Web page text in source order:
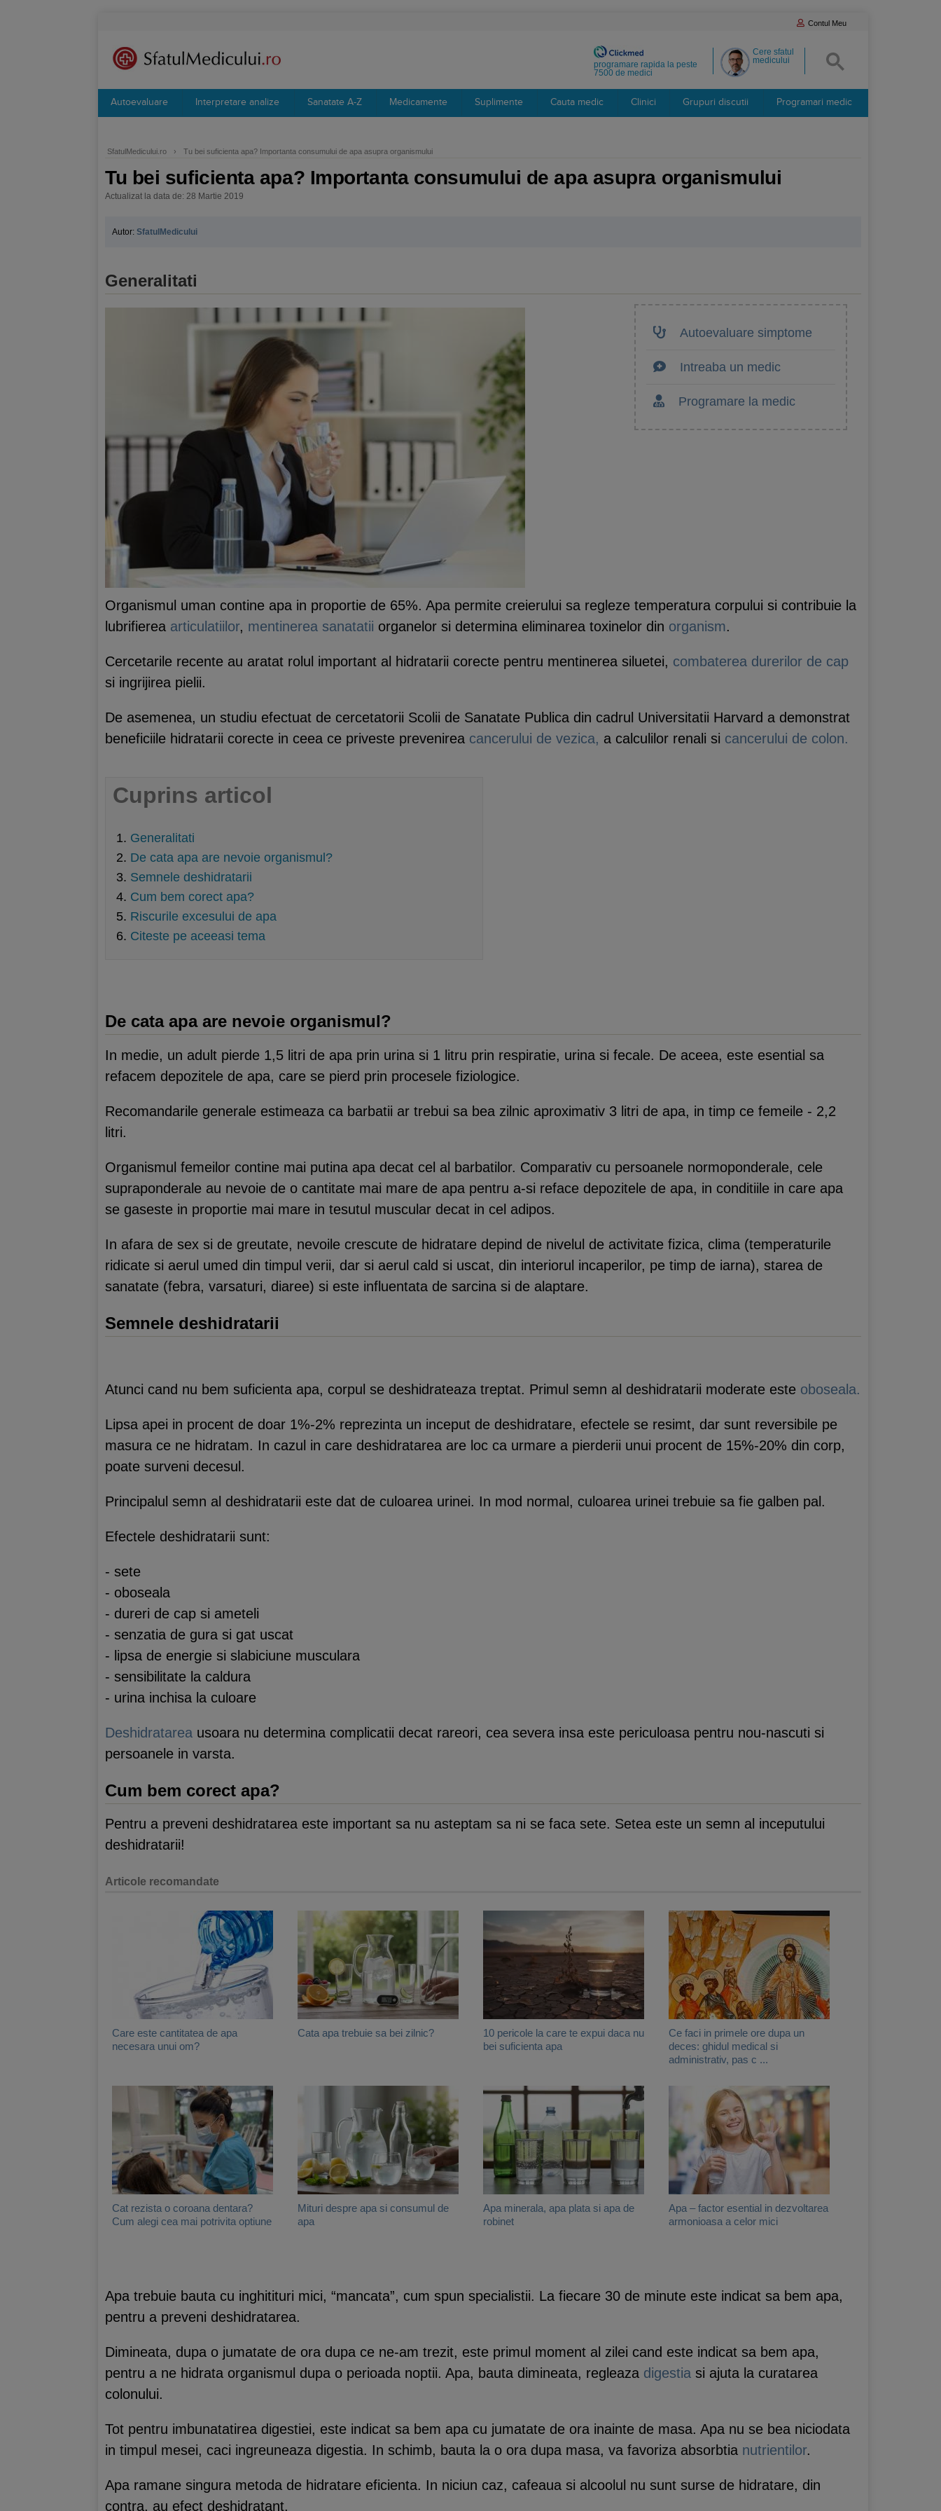
Contul Meu
Cere sfatul
medicului
programare rapida la peste
7500 de medici
Autoevaluare Interpretare analize Sanatate A-Z Medicamente Suplimente Cauta medic Clinici Grupuri discutii Programari medic
SfatulMedicului.ro › Tu bei suficienta apa? Importanta consumului de apa asupra organismului
Tu bei suficienta apa? Importanta consumului de apa asupra organismului
Actualizat la data de: 28 Martie 2019
Autor: SfatulMedicului
Generalitati
Autoevaluare simptome
Intreaba un medic
Programare la medic
Organismul uman contine apa in proportie de 65%. Apa permite creierului sa regleze temperatura corpului si contribuie la
lubrifierea articulatiilor, mentinerea sanatatii organelor si determina eliminarea toxinelor din organism.
Cercetarile recente au aratat rolul important al hidratarii corecte pentru mentinerea siluetei, combaterea durerilor de cap
si ingrijirea pielii.
De asemenea, un studiu efectuat de cercetatorii Scolii de Sanatate Publica din cadrul Universitatii Harvard a demonstrat
beneficiile hidratarii corecte in ceea ce priveste prevenirea cancerului de vezica, a calculilor renali si cancerului de colon.
Cuprins articol
Generalitati
De cata apa are nevoie organismul?
Semnele deshidratarii
Cum bem corect apa?
Riscurile excesului de apa
Citeste pe aceeasi tema
De cata apa are nevoie organismul?
In medie, un adult pierde 1,5 litri de apa prin urina si 1 litru prin respiratie, urina si fecale. De aceea, este esential sa
refacem depozitele de apa, care se pierd prin procesele fiziologice.
Recomandarile generale estimeaza ca barbatii ar trebui sa bea zilnic aproximativ 3 litri de apa, in timp ce femeile - 2,2
litri.
Organismul femeilor contine mai putina apa decat cel al barbatilor. Comparativ cu persoanele normoponderale, cele
supraponderale au nevoie de o cantitate mai mare de apa pentru a-si reface depozitele de apa, in conditiile in care apa
se gaseste in proportie mai mare in tesutul muscular decat in cel adipos.
In afara de sex si de greutate, nevoile crescute de hidratare depind de nivelul de activitate fizica, clima (temperaturile
ridicate si aerul umed din timpul verii, dar si aerul cald si uscat, din interiorul incaperilor, pe timp de iarna), starea de
sanatate (febra, varsaturi, diaree) si este influentata de sarcina si de alaptare.
Semnele deshidratarii
Atunci cand nu bem suficienta apa, corpul se deshidrateaza treptat. Primul semn al deshidratarii moderate este oboseala.
Lipsa apei in procent de doar 1%-2% reprezinta un inceput de deshidratare, efectele se resimt, dar sunt reversibile pe
masura ce ne hidratam. In cazul in care deshidratarea are loc ca urmare a pierderii unui procent de 15%-20% din corp,
poate surveni decesul.
Principalul semn al deshidratarii este dat de culoarea urinei. In mod normal, culoarea urinei trebuie sa fie galben pal.
Efectele deshidratarii sunt:
- sete
- oboseala
- dureri de cap si ameteli
- senzatia de gura si gat uscat
- lipsa de energie si slabiciune musculara
- sensibilitate la caldura
- urina inchisa la culoare
Deshidratarea usoara nu determina complicatii decat rareori, cea severa insa este periculoasa pentru nou-nascuti si
persoanele in varsta.
Cum bem corect apa?
Pentru a preveni deshidratarea este important sa nu asteptam sa ni se faca sete. Setea este un semn al inceputului
deshidratarii!
Articole recomandate
Care este cantitatea de apa
necesara unui om?
Cata apa trebuie sa bei zilnic?
10 pericole la care te expui daca nu
bei suficienta apa
Ce faci in primele ore dupa un
deces: ghidul medical si
administrativ, pas c ...
Cat rezista o coroana dentara?
Cum alegi cea mai potrivita optiune
Mituri despre apa si consumul de
apa
Apa minerala, apa plata si apa de
robinet
Apa – factor esential in dezvoltarea
armonioasa a celor mici
Apa trebuie bauta cu inghitituri mici, “mancata”, cum spun specialistii. La fiecare 30 de minute este indicat sa bem apa,
pentru a preveni deshidratarea.
Dimineata, dupa o jumatate de ora dupa ce ne-am trezit, este primul moment al zilei cand este indicat sa bem apa,
pentru a ne hidrata organismul dupa o perioada noptii. Apa, bauta dimineata, regleaza digestia si ajuta la curatarea
colonului.
Tot pentru imbunatatirea digestiei, este indicat sa bem apa cu jumatate de ora inainte de masa. Apa nu se bea niciodata
in timpul mesei, caci ingreuneaza digestia. In schimb, bauta la o ora dupa masa, va favoriza absorbtia nutrientilor.
Apa ramane singura metoda de hidratare eficienta. In niciun caz, cafeaua si alcoolul nu sunt surse de hidratare, din
contra, au efect deshidratant.